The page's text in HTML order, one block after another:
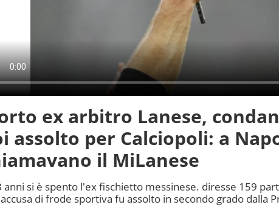
ex arbitro Lanese,
assolto per Calciopoli: a
il MiLanese
anni si è spento l'ex fischietto messinese. diresse 159
di frode sportiva fu assolto in secondo grado dalla